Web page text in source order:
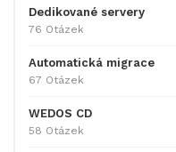
Dedikované servery
76 Otázek
Automatická migrace
67 Otázek
WEDOS CD
58 Otázek